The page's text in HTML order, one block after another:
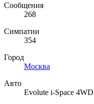
Сообщения
268
Симпатии
354
Город
Москва
Авто
Evolute i-Space 4WD